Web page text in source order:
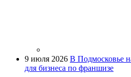
9 июля 2026 В Подмосковье
для бизнеса по франшизе